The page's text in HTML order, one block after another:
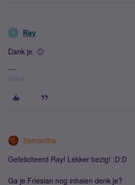
R Ray
Dank je. 🙂
Klant
Samantha
Gefeliciteerd Ray! Lekker bezig! :D:D
Ga je Friesian nog inhalen denk je?